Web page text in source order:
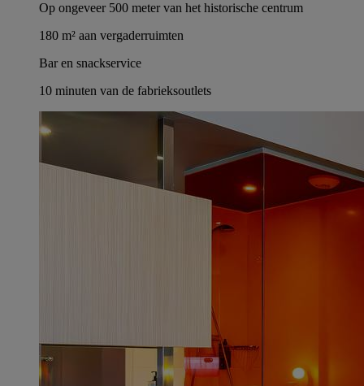
Op ongeveer 500 meter van het historische centrum
180 m² aan vergaderruimten
Bar en snackservice
10 minuten van de fabrieksoutlets